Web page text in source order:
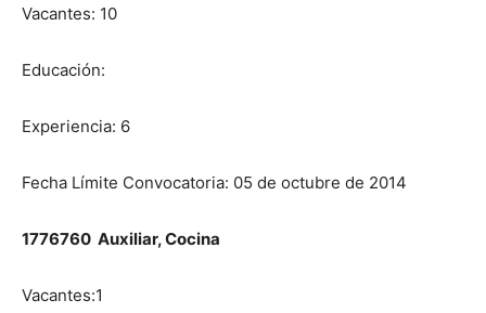
Vacantes: 10
Educación:
Experiencia: 6
Fecha Límite Convocatoria: 05 de octubre de 2014
1776760 Auxiliar, Cocina
Vacantes:1